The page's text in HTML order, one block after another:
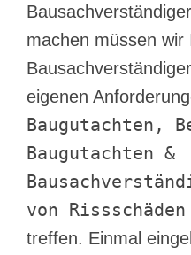
machen müssen wir
eigenen
Baugutachten,
Baugutachten &
von Rissschäden
treffen. Einmal